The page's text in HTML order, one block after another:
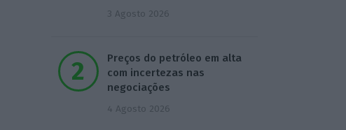
3 Agosto 2026
Preços do petróleo em alta
com incertezas nas
negociações
4 Agosto 2026